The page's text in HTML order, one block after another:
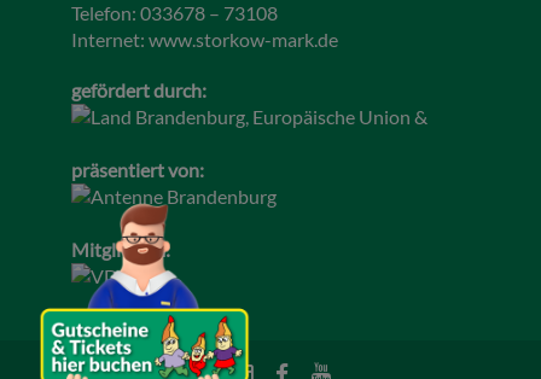
Telefon: 033678 – 73108
Internet: www.storkow-mark.de
gefördert durch:
präsentiert von:
Mitglied im: